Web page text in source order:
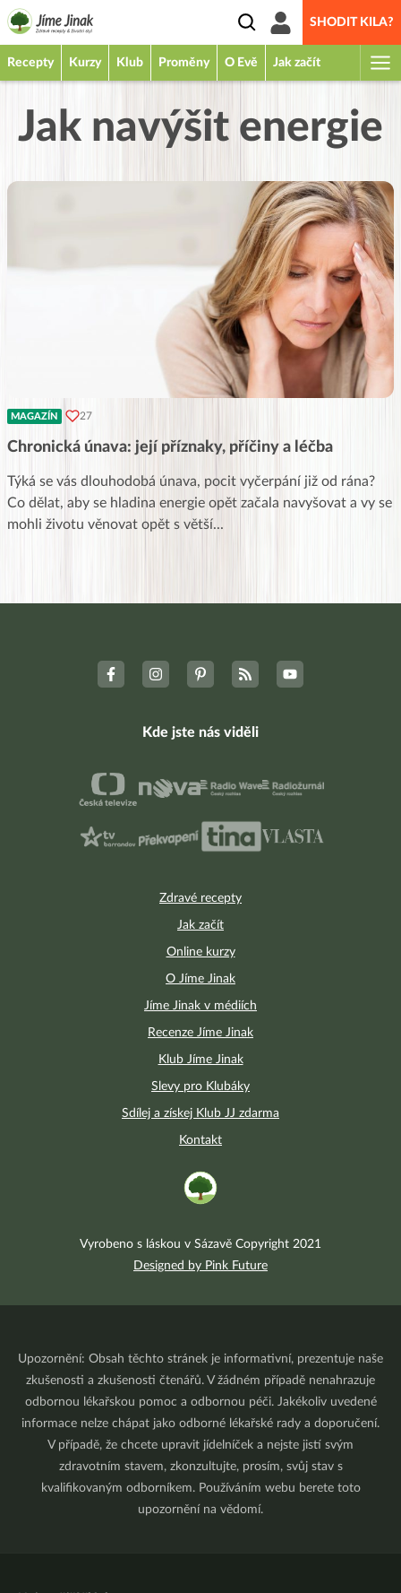
SHODIT KILA?
Recepty Kurzy Klub Proměny O Evě Jak začít
Jak navýšit energie
MAGAZÍN 27
Chronická únava: její příznaky, příčiny a léčba
Týká se vás dlouhodobá únava, pocit vyčerpání již od rána?
Co dělat, aby se hladina energie opět začala navyšovat a vy se
mohli životu věnovat opět s větší...
Zdravé recepty
Jak začít
Online kurzy
O Jíme Jinak
Jíme Jinak v médiích
Recenze Jíme Jinak
Klub Jíme Jinak
Slevy pro Klubáky
Sdílej a získej Klub JJ zdarma
Kontakt
Kde jste nás viděli
Vyrobeno s láskou v Sázavě Copyright 2021
Designed by Pink Future
Upozornění: Obsah těchto stránek je informativní, prezentuje naše
zkušenosti a zkušenosti čtenářů. V žádném případě nenahrazuje
odbornou lékařskou pomoc a odbornou péči. Jakékoliv uvedené
informace nelze chápat jako odborné lékařské rady a doporučení.
V případě, že chcete upravit jídelníček a nejste jistí svým
zdravotním stavem, zkonzultujte, prosím, svůj stav s
kvalifikovaným odborníkem. Používáním webu berete toto
upozornění na vědomí.